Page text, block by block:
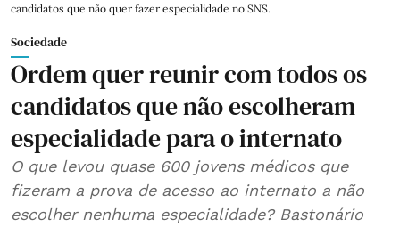
candidatos que não quer fazer especialidade no SNS.
Sociedade
Ordem quer reunir com todos os
candidatos que não escolheram
especialidade para o internato
O que levou quase 600 jovens médicos que
fizeram a prova de acesso ao internato a não
escolher nenhuma especialidade? Bastonário